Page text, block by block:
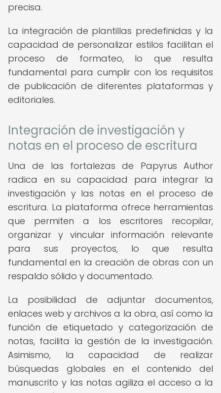
precisa.
La integración de plantillas predefinidas y la
capacidad de personalizar estilos facilitan el
proceso de formateo, lo que resulta
fundamental para cumplir con los requisitos
de publicación de diferentes plataformas y
editoriales.
Integración de investigación y
notas en el proceso de escritura
Una de las fortalezas de Papyrus Author
radica en su capacidad para integrar la
investigación y las notas en el proceso de
escritura. La plataforma ofrece herramientas
que permiten a los escritores recopilar,
organizar y vincular información relevante
para sus proyectos, lo que resulta
fundamental en la creación de obras con un
respaldo sólido y documentado.
La posibilidad de adjuntar documentos,
enlaces web y archivos a la obra, así como la
función de etiquetado y categorización de
notas, facilita la gestión de la investigación.
Asimismo, la capacidad de realizar
búsquedas globales en el contenido del
manuscrito y las notas agiliza el acceso a la